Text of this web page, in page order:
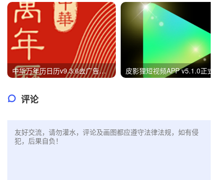
中华万年历日历v9.3.6去广告纯净版
评论